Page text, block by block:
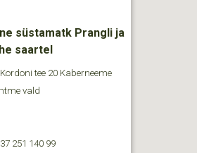
süstamatk Prangli ja
saartel
Kordoni tee 20 Kaberneeme
vald
251 140 99